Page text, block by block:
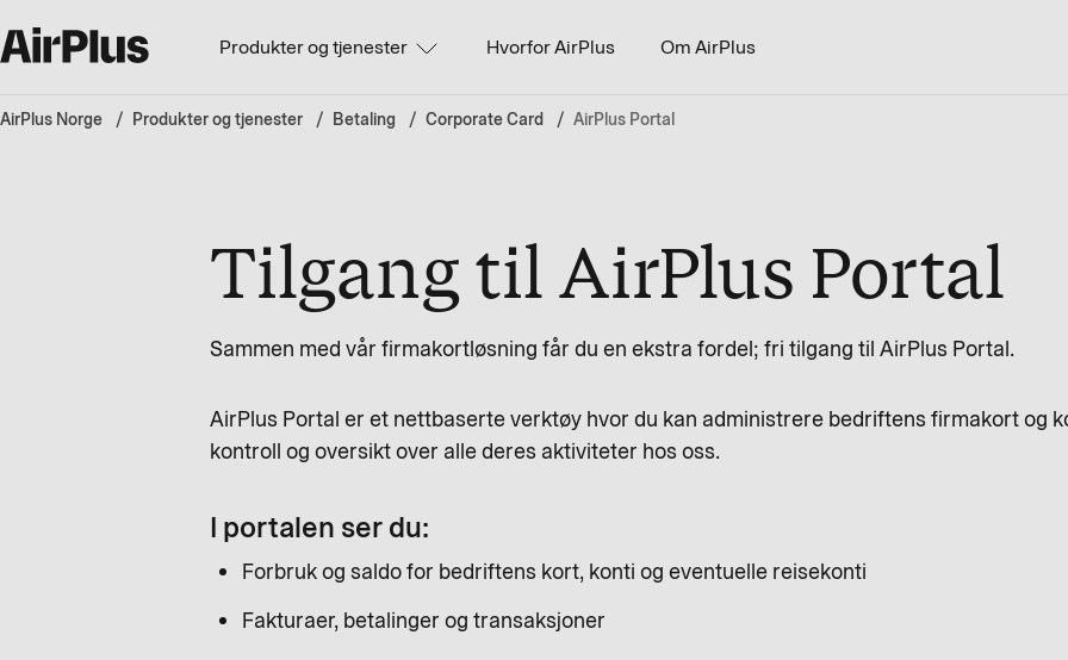
Produkter og tjenester Hvorfor AirPlus Om AirPlus
AirPlus Norge Produkter og tjenester Betaling Corporate Card AirPlus Portal
Tilgang til AirPlus Portal
Sammen med vår firmakortløsning får du en ekstra fordel; fri tilgang til AirPlus Portal.
AirPlus Portal er et nettbaserte verktøy hvor du kan administrere bedriftens firmakort og
kontroll og oversikt over alle deres aktiviteter hos oss.
I portalen ser du:
Forbruk og saldo for bedriftens kort, konti og eventuelle reisekonti
Fakturaer, betalinger og transaksjoner